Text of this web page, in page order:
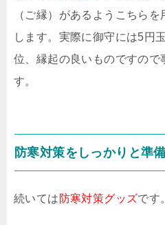
（ご縁）があるようこちら
します。実際に御守には5円
位、縁起の良いものですので
す。
防寒対策をしっかりと準
続いては 防寒対策グッズです